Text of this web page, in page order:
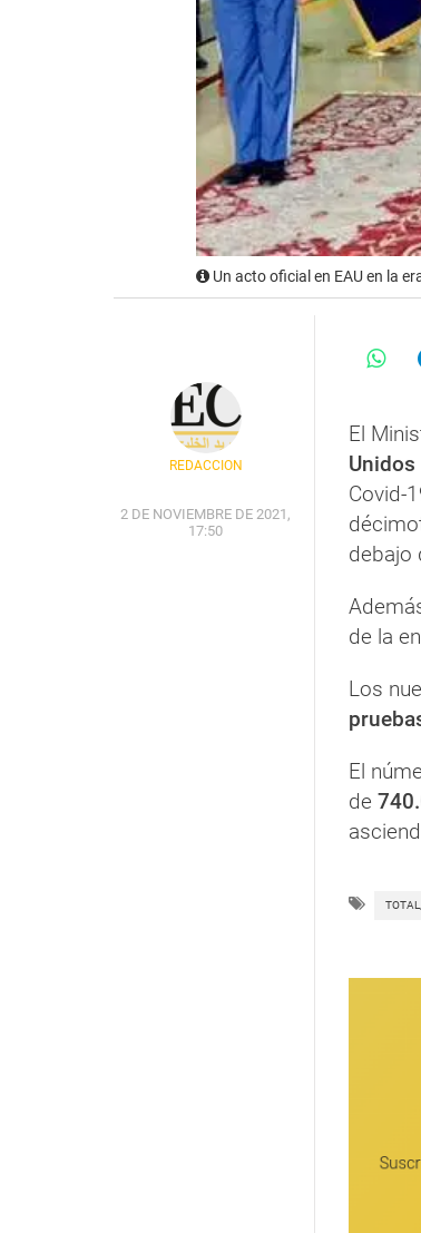
Un acto oficial en EAU en la
REDACCIÓN
2 DE NOVIEMBRE DE 2021,
17:50
El
Unidos
Covid-
debajo
de la
Los
El
de